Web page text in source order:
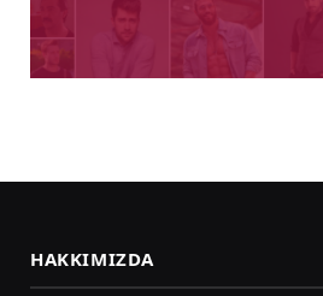
HAKKIMIZDA